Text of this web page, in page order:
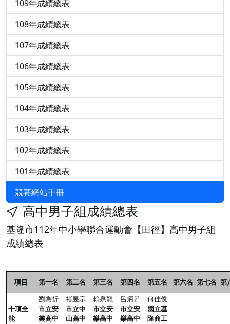
109年成績總表
108年成績總表
107年成績總表
106年成績總表
105年成績總表
104年成績總表
103年成績總表
102年成績總表
101年成績總表
競賽網站手冊
高中男子組成績總表
基隆市112年中小學聯合運動會【田徑】高中男子組
成績總表
項目 第一名 第二名 第三名 第四名 第五名 第六名 第七名 第
十項全
能
劉為忻
市立安
樂高中
褚昱宗
市立中
山高中
賴泉龍
市立安
樂高中
呂炳昇
市立安
樂高中
何佳俊
國立基
隆商工